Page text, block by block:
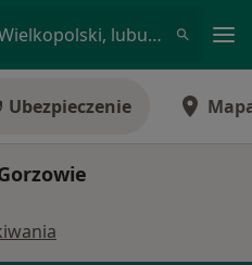
Pediatria • Gorzów Wielkopolski, lubuskie
Ubezpieczenie